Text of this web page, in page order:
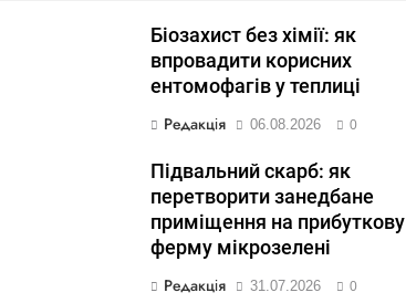
Біозахист без хімії: як
впровадити корисних
ентомофагів у теплиці
Редакція 06.08.2026 0
Підвальний скарб: як
перетворити занедбане
приміщення на прибуткову
ферму мікрозелені
Редакція 31.07.2026 0